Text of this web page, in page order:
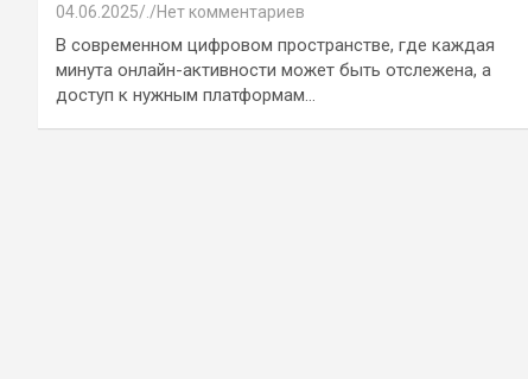
04.06.2025 Нет комментариев
В современном цифровом пространстве, где каждая
минута онлайн-активности может быть отслежена, а
доступ к нужным платформам…